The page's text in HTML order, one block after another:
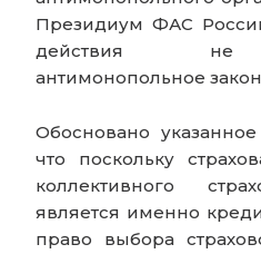
Президиум ФАС
действия не
антимонопольное
Обосновано
что поскольку
коллективного
является именно
право выбора